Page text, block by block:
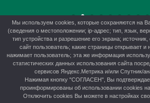
© 2012-2026 г. Управление
Канска
Мы используем cookies, которые сохраняются на
(сведения о местоположении; ip-адрес; тип, язык,
тип устройства и разрешение его экрана;
сайт пользователь; какие страницы открывает и
нажимает пользователь; эта же информация
статистических данных использования сайта
сервисов Яндекс.Метрика и/или Спутник/
Нажимая кнопку "СОГЛАСЕН", Вы
проинформированы об использовании cookies
Отключить cookies Вы можете в настройках